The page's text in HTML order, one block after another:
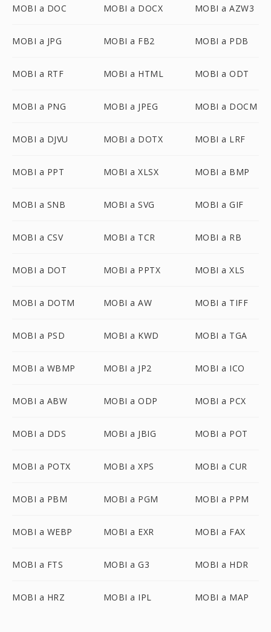
MOBI a DOC MOBI a DOCX MOBI a AZW3
MOBI a JPG MOBI a FB2 MOBI a PDB
MOBI a RTF MOBI a HTML MOBI a ODT
MOBI a PNG MOBI a JPEG MOBI a DOCM
MOBI a DJVU MOBI a DOTX MOBI a LRF
MOBI a PPT MOBI a XLSX MOBI a BMP
MOBI a SNB MOBI a SVG MOBI a GIF
MOBI a CSV MOBI a TCR MOBI a RB
MOBI a DOT MOBI a PPTX MOBI a XLS
MOBI a DOTM MOBI a AW MOBI a TIFF
MOBI a PSD MOBI a KWD MOBI a TGA
MOBI a WBMP MOBI a JP2 MOBI a ICO
MOBI a ABW MOBI a ODP MOBI a PCX
MOBI a DDS MOBI a JBIG MOBI a POT
MOBI a POTX MOBI a XPS MOBI a CUR
MOBI a PBM MOBI a PGM MOBI a PPM
MOBI a WEBP MOBI a EXR MOBI a FAX
MOBI a FTS MOBI a G3 MOBI a HDR
MOBI a HRZ MOBI a IPL MOBI a MAP